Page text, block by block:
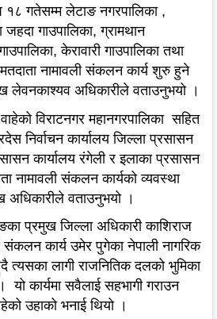
गतेसम्म लेटाङ नगरपालिका ,
जहदा गाउपालिका, ग्रामथान
केरावारी गाउपालिका तथा
मतदाता नामावली संकलन कार्य शुरु हुने
लेवनकाश्यव अधिकारीले वताउनुभयो ।
विराटनगर महानगरपालिका सहित
निर्वाचन कार्यालय जिल्ला प्रसासन
कार्यालय रंगेली र इलाका प्रसासन
नामावली संकलन कार्यको व्यवस्था
अधिकारीले वताउनुभयो ।
प्रमुख जिल्ला अधिकारी काशिराज
संकलन कार्य उमेर पुगेका नेपाली नागरिक
त्यसका लागी राजनितिक दलको भुमिका
यो कार्यमा सवैलाई सहभागी गराउन
उहाको भनाई थियो ।